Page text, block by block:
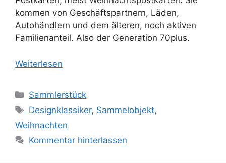
kommen von Geschäftspartnern, Läden,
Autohändlern und dem älteren, noch aktiven
Familienanteil. Also der Generation 70plus.
Weiterlesen
Kategorien
Sammlerstück
Schlagwörter
Designklassiker, Sammelobjekt,
Weihnachten
Kommentar hinterlassen